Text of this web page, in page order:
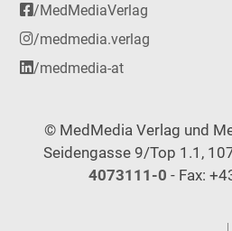
/MedMediaVerlag
/medmedia.verlag
/medmedia-at
© MedMedia Verlag und
Seidengasse 9/Top 1.1,
4073111-0 - Fax: